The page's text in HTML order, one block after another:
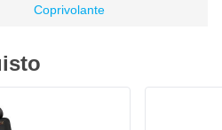
Coprivolante